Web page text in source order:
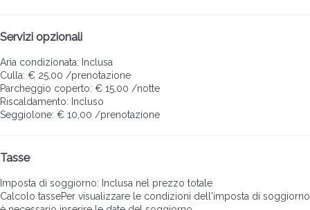
Servizi opzionali
Aria condizionata: Inclusa
Culla: € 25,00 /prenotazione
Parcheggio coperto: € 15,00 /notte
Riscaldamento: Incluso
Seggiolone: € 10,00 /prenotazione
Tasse
Imposta di soggiorno: Inclusa nel prezzo totale
Calcolo tassePer visualizzare le condizioni dell'imposta di soggiorno